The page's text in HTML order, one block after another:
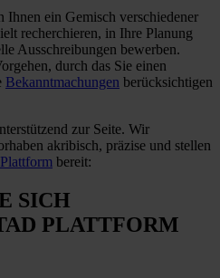
ein Gemisch verschiedener
recherchieren, in Ihre Planung
Ausschreibungen bewerben.
durch das Sie einen
Bekanntmachungen berücksichtigen
zur Seite. Wir
akribisch, präzise und stellen
bereit:
SICH
PLATTFORM